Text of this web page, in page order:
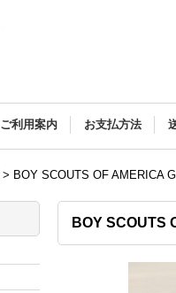
ご利用案内 お支払方法
> BOY SCOUTS OF AMERICA
BOY SCOUTS